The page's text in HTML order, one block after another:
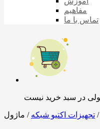
مفاهیم
تماس با ما
/ تجهیزات اکتیو شبکه / ماژول